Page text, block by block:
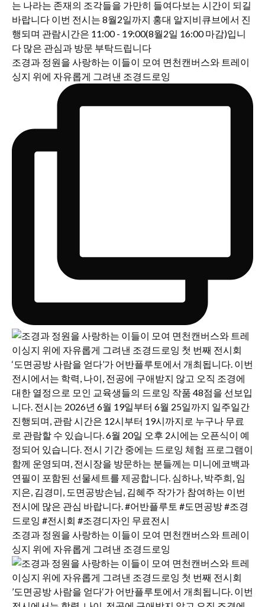
조경과 정원을 사랑하는 이들이 모여 면천캔버스와 트레이
싱지 위에 자유롭게 그려낸 조경드로잉
조경과 정원을 사랑하는 이들이 모여 면천캔버스와 트레이
싱지 위에 자유롭게 그려낸 조경드로잉